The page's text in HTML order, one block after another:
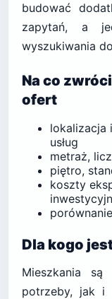
budować
zapytań, a
wyszukiwania
Na co
ofert
lokalizacja
usług
metraż,
piętro,
koszty
Dla kogo
Mieszkania są
potrzeby, jak i